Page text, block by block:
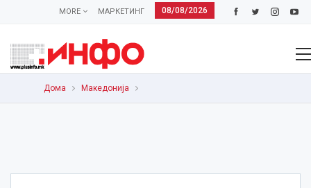
08/08/2026
МАРКЕТИНГ
MORE
Дома Македонија